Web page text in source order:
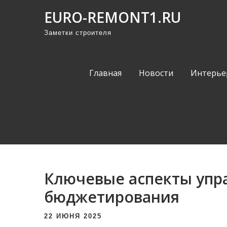
EURO-REMONT1.RU
Заметки строителя
Главная Новости
Ключевые аспекты
бюджетирования
22 ИЮНЯ 2025